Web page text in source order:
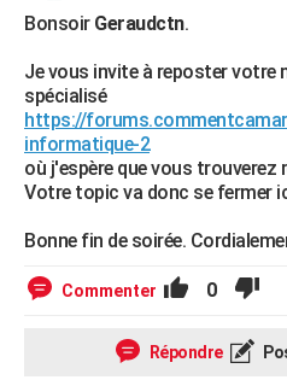
Bonsoir Geraudctn.
Je vous invite à reposter votre
spécialisé
https://
informatique-2
où j'espère que vous trouverez
Votre topic va donc se fermer
Bonne fin de soirée.
Commenter 0
Répondre